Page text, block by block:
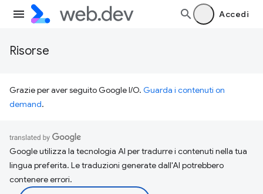
Accedi
Risorse
Grazie per aver seguito Google I/O. Guarda i contenuti on
demand.
Google utilizza la tecnologia AI per tradurre i contenuti nella tua
lingua preferita. Le traduzioni generate dall'AI potrebbero
contenere errori.